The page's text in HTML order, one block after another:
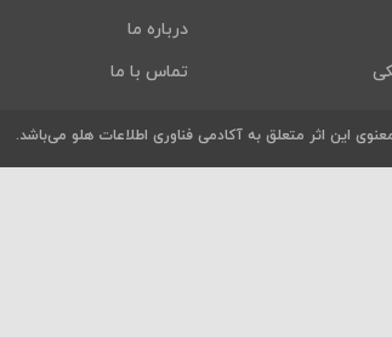
درباره ما
تماس با ما
این اثر متعلق به آکادمی فناوری اطلاعات هلو می‌باشد.